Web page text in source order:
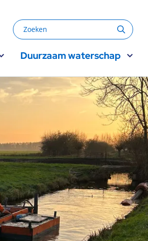
Zoeken
Duurzaam waterschap